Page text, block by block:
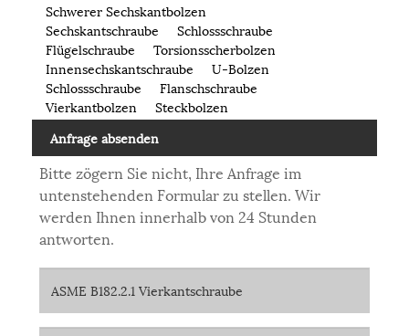
Schwerer Sechskantbolzen
Sechskantschraube
Schlossschraube
Flügelschraube
Torsionsscherbolzen
Innensechskantschraube
U-Bolzen
Schlossschraube
Flanschschraube
Vierkantbolzen
Steckbolzen
Anfrage absenden
Bitte zögern Sie nicht, Ihre Anfrage im
untenstehenden Formular zu stellen. Wir
werden Ihnen innerhalb von 24 Stunden
antworten.